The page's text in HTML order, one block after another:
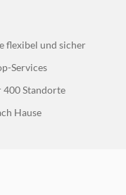
flexibel und sicher
Services
Standorte
Hause